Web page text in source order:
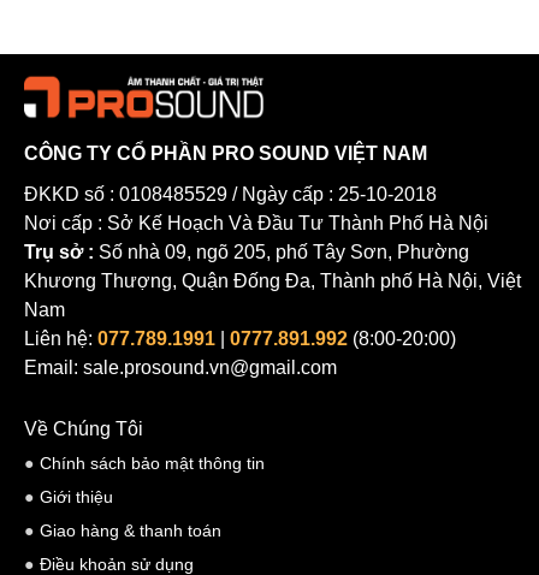
CÔNG TY CỔ PHẦN PRO SOUND VIỆT NAM
ĐKKD số : 0108485529 / Ngày cấp : 25-10-2018
Nơi cấp : Sở Kế Hoạch Và Đầu Tư Thành Phố Hà Nội
Trụ sở : Số nhà 09, ngõ 205, phố Tây Sơn, Phường
Khương Thượng, Quận Đống Đa, Thành phố Hà Nội, Việt
Nam
Liên hệ: 077.789.1991 0777.891.992 (8:00-20:00)
Email: sale.prosound.vn@gmail.com
Về Chúng Tôi
Chính sách bảo mật thông tin
Giới thiệu
Giao hàng & thanh toán
Điều khoản sử dụng